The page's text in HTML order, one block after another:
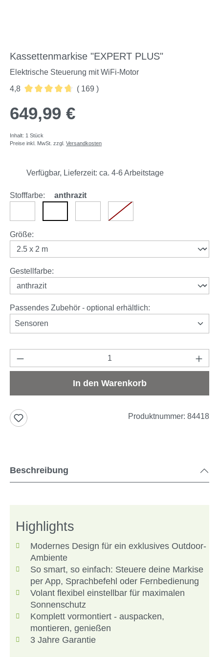
Kassettenmarkise "EXPERT PLUS"
Elektrische Steuerung mit WiFi-Motor
4,8
( 169 )
649,99 €
Inhalt: 1 Stück
Preise inkl. MwSt. zzgl. Versandkosten
Verfügbar, Lieferzeit: ca. 4-6 Arbeitstage
Stofffarbe: anthrazit
elfenbeinweinrot
(Diese Option ist zurzeit nicht
Größeauswählen
:
Gestellfarbeauswählen
:
Passendes Zubehör - optional erhältlich:
Sensoren
Produkt Anzahl: Gib den gewünschten
In den Warenkorb
Produktnummer: 84418
Beschreibung
Highlights
Modernes Design für ein exklusives Outdoor-
Ambiente
So smart, so einfach: Steuere deine Markise
per App, Sprachbefehl oder Fernbedienung
Volant flexibel einstellbar für maximalen
Sonnenschutz
Komplett vormontiert - auspacken,
montieren, genießen
3 Jahre Garantie